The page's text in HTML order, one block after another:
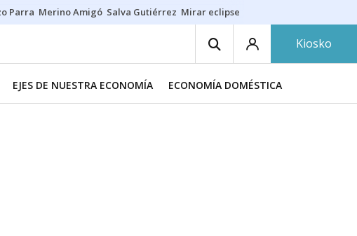
Parra Merino Amigó Salva Gutiérrez Mirar eclipse
Kiosko
EJES DE NUESTRA ECONOMÍA ECONOMÍA DOMÉSTICA